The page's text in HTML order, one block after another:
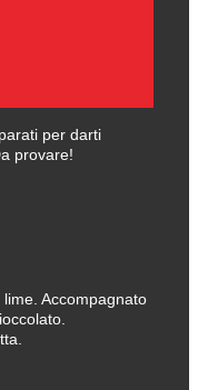
per darti
provare!
Accompagnato